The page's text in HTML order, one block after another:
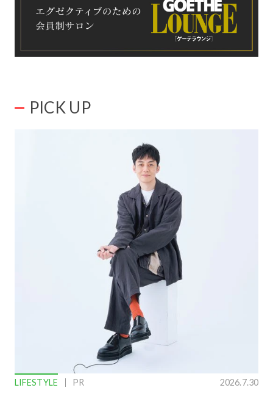
PICK UP
LIFESTYLE PR 2026.7.30